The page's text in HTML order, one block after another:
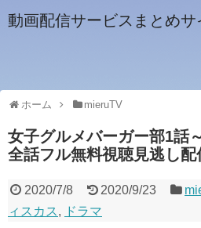
動画配信サービスまとめサ
ホーム mieruTV
女子グルメバーガー部1話
全話フル無料視聴見逃し配
2020/7/8 2020/9/23
ィスカス, ドラマ